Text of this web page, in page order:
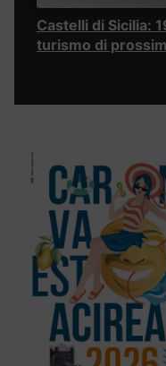
Castelli di Sicilia:
turismo di